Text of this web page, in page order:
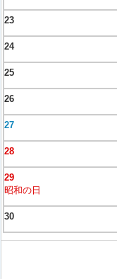
23
24
25
26
27
28
29
昭和の日
30